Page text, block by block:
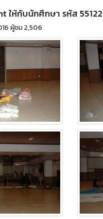
ให้กับนักศึกษา รหัส
ผู้ชม 2,506